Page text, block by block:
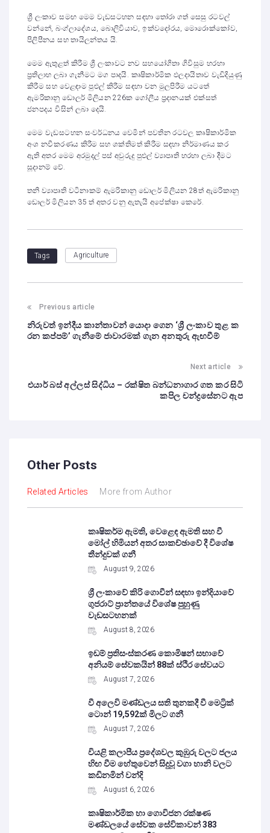
ශ්‍රී ලංකාව සමඟ මෙම වැඩසටහන සඳහා තෝරා ගත් සෙසු රටවල්
වන්නේ, බංග්ලාදේශය, බොලිවියාව, ඉක්වදෝරය, මොරොක්කෝව,
පිලිපීනය සහ තායිලන්තය යි.
මෙම ඇතුළත් කිරීම ශ්‍රී ලංකාවට නව සහයෝගිතා ගිවිසුම හරහා
ප්‍රතිලාභ ලබා ගැනීමට මග පාදයි. කෘෂිකාර්මික ඵලදායිතාව වැඩිදියුණු
කිරීම සහ වෙළඳාම පුළුල් කිරීම සඳහා වන මුලපිරීම යටතේ
ඇමරිකානු ඩොලර් මිලියන 226ක ගෝලීය ප්‍රදානයක් එක්සත්
ජනපදය විසින් ලබා දෙයි.
මෙම වැඩසටහන සංවර්ධනය වෙමින් පවතින රටවල කෘෂිකාර්මික
අංශ නවීකරණය කිරීම සහ ශක්තිමත් කිරීම සඳහා නිර්මාණය කර
ඇති අතර මෙම අරමුදල් පස් අවුරුදු පුළුල් ව්‍යාපෘති හරහා ලබා දීමට
සූදානම් වේ.
තනි ව්‍යාපෘති වටිනාකම් ඇමරිකානු ඩොලර් මිලියන 28ත් ඇමරිකානු
ඩොලර් මිලියන 35 ත් අතර වනු ඇතැයි අපේක්ෂා කෙරේ.
Tags Agriculture
Previous article
නිරුවත් ඉන්දීය කාන්තාවන් යොදා ගෙන ‘ශ්‍රී ලංකාව තුළ ක
රන කප්පම්’ ගැනීමේ ජාවාරමක් ගැන අනතුරු ඇඟවීම්
Next article
එයාර් බස් අල්ලස් සිද්ධිය – රක්ෂිත බන්ධනාගාර ගත කර සිටි
කපිල චන්ද්‍රසේනට ඇප
Other Posts
Related Articles More from Author
කෘෂිකර්ම ඇමති, වෙළෙඳ ඇමති සහ වී
මෝල් හිමියන් අතර සාකච්ඡාවේ දී විශේෂ
තීන්දුවක් ගනී
August 9, 2026
ශ්‍රී ලංකාවේ කිරි ගොවීන් සඳහා ඉන්දියාවේ
ගුජරාට් ප්‍රාන්තයේ විශේෂ පුහුණු
වැඩසටහනක්
August 8, 2026
ඉඩම් ප්‍රතිසංස්කරණ කොමිෂන් සභාවේ
අනියම් සේවකයින් 88ක් ස්ථිර සේවයට
August 7, 2026
වී අලෙවි මණ්ඩලය සති තුනකදී වී මෙට්‍රික්
ටොන් 19,592ක් මිලට ගනී
August 7, 2026
වියළි කලාපීය ප්‍රදේශවල කුඹුරු වලට ජලය
හිඟ වීම හේතුවෙන් සිදුවූ වගා හානි වලට
කඩිනමින් වන්දි
August 6, 2026
කෘෂිකාර්මික හා ගොවිජන රක්ෂණ
මණ්ඩලයේ සේවක සේවිකාවන් 383